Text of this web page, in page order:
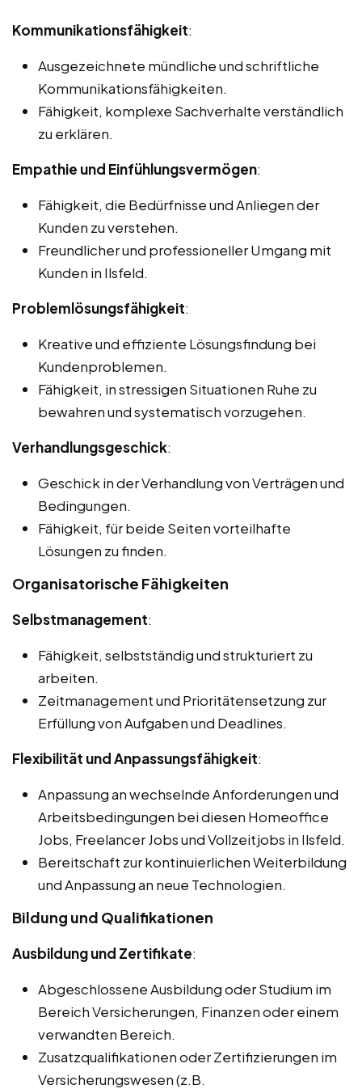
Kommunikationsfähigkeit:
Ausgezeichnete mündliche und schriftliche
Kommunikationsfähigkeiten.
Fähigkeit, komplexe Sachverhalte verständlich
zu erklären.
Empathie und Einfühlungsvermögen:
Fähigkeit, die Bedürfnisse und Anliegen der
Kunden zu verstehen.
Freundlicher und professioneller Umgang mit
Kunden in Ilsfeld.
Problemlösungsfähigkeit:
Kreative und effiziente Lösungsfindung bei
Kundenproblemen.
Fähigkeit, in stressigen Situationen Ruhe zu
bewahren und systematisch vorzugehen.
Verhandlungsgeschick:
Geschick in der Verhandlung von Verträgen und
Bedingungen.
Fähigkeit, für beide Seiten vorteilhafte
Lösungen zu finden.
Organisatorische Fähigkeiten
Selbstmanagement:
Fähigkeit, selbstständig und strukturiert zu
arbeiten.
Zeitmanagement und Prioritätensetzung zur
Erfüllung von Aufgaben und Deadlines.
Flexibilität und Anpassungsfähigkeit:
Anpassung an wechselnde Anforderungen und
Arbeitsbedingungen bei diesen Homeoffice
Jobs, Freelancer Jobs und Vollzeitjobs in Ilsfeld.
Bereitschaft zur kontinuierlichen Weiterbildung
und Anpassung an neue Technologien.
Bildung und Qualifikationen
Ausbildung und Zertifikate:
Abgeschlossene Ausbildung oder Studium im
Bereich Versicherungen, Finanzen oder einem
verwandten Bereich.
Zusatzqualifikationen oder Zertifizierungen im
Versicherungswesen (z.B.